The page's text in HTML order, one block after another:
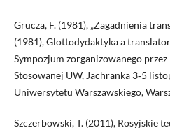
Grucza, F. (1981), „Zagadnienia
(1981), Glottodydaktyka a
Sympozjum zorganizowanego
Stosowanej UW, Jachranka 3‑5
Uniwersytetu Warszawskiego,
Szczerbowski, T. (2011), Rosyjskie